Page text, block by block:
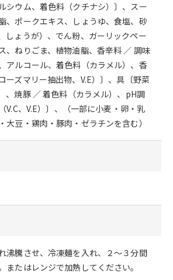
シウム、着色料（クチナシ）〕、スー
、ポークエキス、しょうゆ、食塩、砂
しょうが）、でん粉、ガーリックペー
、ねりごま、植物油脂、香辛料 ／ 調味
アルコール、着色料（カラメル）、香
ーズマリー抽出物、V.E）〕、具〔野菜
、焼豚 ／ 着色料（カラメル）、pH調
V.C、V.E）〕、（一部に小麦・卵・乳
大豆・鶏肉・豚肉・ゼラチンを含む）
沸騰させ、冷凍麺を入れ、２～３分間
またはレンジで加熱してください。